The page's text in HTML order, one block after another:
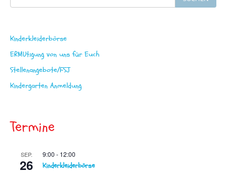
a
t
i
o
n
for:
Kinderkleiderbörse
ERMUtigung von uns für Euch
Stellenangebote/FSJ
Kindergarten Anmeldung
Termine
SEP.
26
9:00 - 12:00
Kinderkleiderbörse